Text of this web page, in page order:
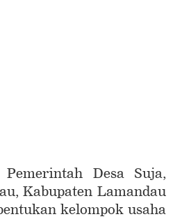
Desa Suja,
Kabupaten Lamandau
kelompok usaha